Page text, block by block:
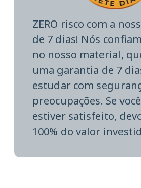
ZERO risco com a
de 7 dias! Nós
no nosso material,
uma garantia de 7
estudar com
preocupações. Se
estiver satisfeito,
100% do valor